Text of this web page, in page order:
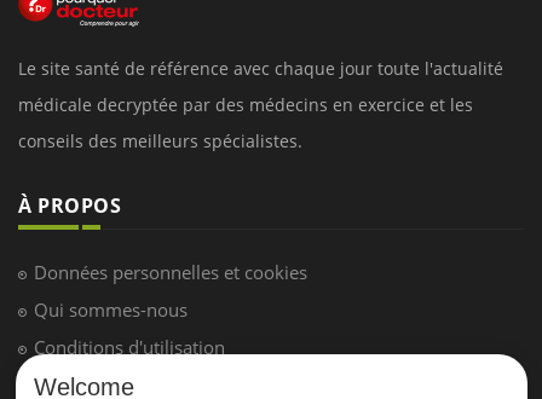
Le site santé de référence avec chaque jour toute l'actualité
médicale decryptée par des médecins en exercice et les
conseils des meilleurs spécialistes.
À PROPOS
Données personnelles et cookies
Qui sommes-nous
Conditions d'utilisation
Plan du site
Welcome